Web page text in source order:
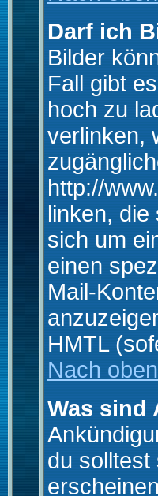
Darf ich
Bilder
Fall gibt
hoch zu
verlinken,
http://
linken,
sich um
einen
Mail-
HMTL
Nach oben
Was sind
du solltest